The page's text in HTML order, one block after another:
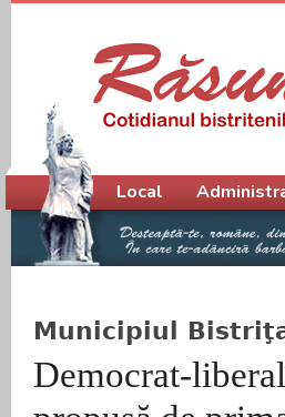
Municipiul
Democrat-
Meniu principal
Local